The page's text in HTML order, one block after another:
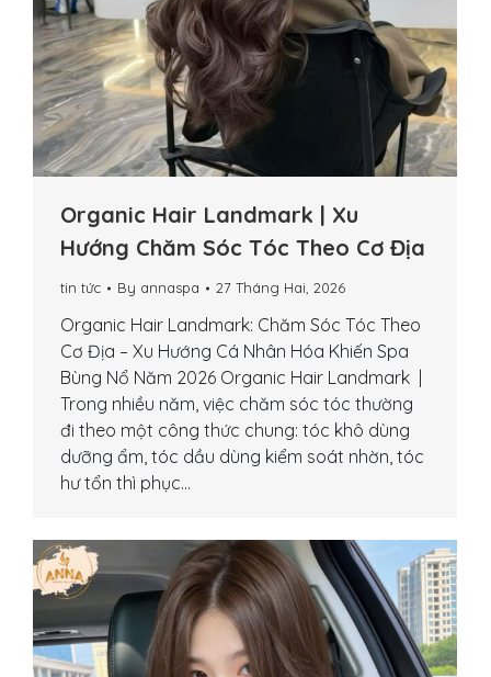
Organic Hair Landmark | Xu
Hướng Chăm Sóc Tóc Theo Cơ Địa
tin tức By annaspa 27 Tháng Hai, 2026
Organic Hair Landmark: Chăm Sóc Tóc Theo
Cơ Địa – Xu Hướng Cá Nhân Hóa Khiến Spa
Bùng Nổ Năm 2026 Organic Hair Landmark |
Trong nhiều năm, việc chăm sóc tóc thường
đi theo một công thức chung: tóc khô dùng
dưỡng ẩm, tóc dầu dùng kiểm soát nhờn, tóc
hư tổn thì phục…